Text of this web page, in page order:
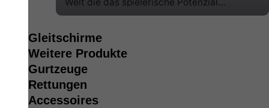
Welt die das spielerische Potenzial
Gleitschirme
Weitere Produkte
Gurtzeuge
Rettungen
Accessoires